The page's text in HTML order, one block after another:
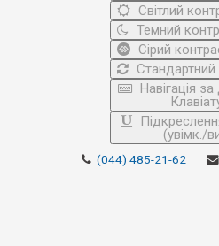
Світлий
Темний
Сірий
Стандартний
Навігація
(увімк./
(044) 485-21-62